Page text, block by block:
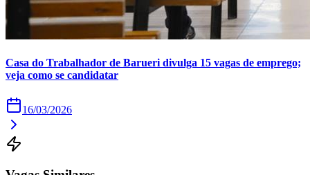
Times - Ir direto
Casa do Trabalhador de Barueri divulga 15 vagas de emprego;
veja como se candidatar
16/03/2026